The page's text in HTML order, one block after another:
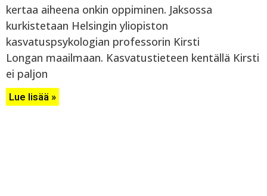
kertaa aiheena onkin oppiminen. Jaksossa
kurkistetaan Helsingin yliopiston
kasvatuspsykologian professorin Kirsti
Longan maailmaan. Kasvatustieteen kentällä Kirsti
ei paljon
Lue lisää »